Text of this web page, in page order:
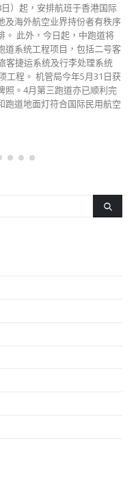
）起，安排航班于香港国际
及海外航空业界持份者有秩序
。 此外，今日起，中跑道将
道系统工程项目，包括二号客
客捷运系统及行李处理系统
工程。 机管局今年5月31日获
照。4月第三跑道亦已顺利完
跑道地面灯符合国际民用航空